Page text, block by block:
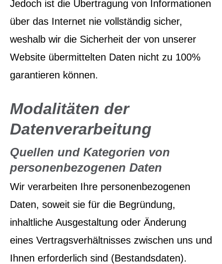
Jedoch ist die Übertragung von Informationen
über das Internet nie vollständig sicher,
weshalb wir die Sicherheit der von unserer
Website übermittelten Daten nicht zu 100%
garantieren können.
Modalitäten der
Datenverarbeitung
Quellen und Kategorien von
personenbezogenen Daten
Wir verarbeiten Ihre personenbezogenen
Daten, soweit sie für die Begründung,
inhaltliche Ausgestaltung oder Änderung
eines Vertragsverhältnisses zwischen uns und
Ihnen erforderlich sind (Bestandsdaten).